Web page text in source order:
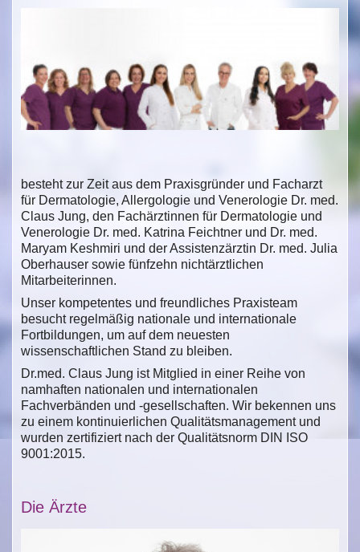
besteht zur Zeit aus dem Praxisgründer und Facharzt
für Dermatologie, Allergologie und Venerologie Dr. med.
Claus Jung, den Fachärztinnen für Dermatologie und
Venerologie Dr. med. Katrina Feichtner und Dr. med.
Maryam Keshmiri und der Assistenzärztin Dr. med. Julia
Oberhauser sowie fünfzehn nichtärztlichen
Mitarbeiterinnen.
Unser kompetentes und freundliches Praxisteam
besucht regelmäßig nationale und internationale
Fortbildungen, um auf dem neuesten
wissenschaftlichen Stand zu bleiben.
Dr.med. Claus Jung ist Mitglied in einer Reihe von
namhaften nationalen und internationalen
Fachverbänden und -gesellschaften. Wir bekennen uns
zu einem kontinuierlichen Qualitätsmanagement und
wurden zertifiziert nach der Qualitätsnorm DIN ISO
9001:2015.
Die Ärzte